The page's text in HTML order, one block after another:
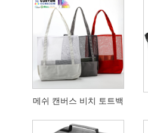
메쉬 캔버스 비치 토트백